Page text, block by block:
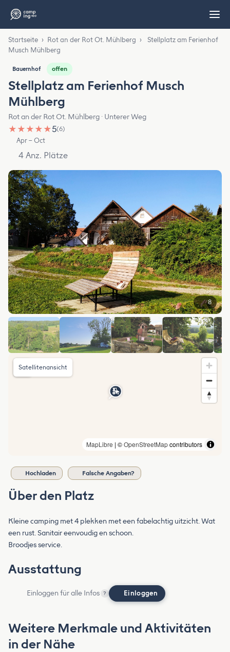
Startseite › Rot an der Rot Ot. Mühlberg ›
Stellplatz am Ferienhof
Musch Mühlberg
Bauernhof offen
Stellplatz am Ferienhof Musch
Mühlberg
Rot an der Rot Ot. Mühlberg · Unterer Weg
★ ★ ★ ★ ★5(6)
Apr – Oct
4 Anz. Plätze
8
MapLibre | ©OpenStreetMapcontributors
Satellitenansicht
Hochladen Falsche Angaben?
Über den Platz
Kleine camping met 4 plekken met een fabelachtig uitzicht. Wat
een rust. Sanitair eenvoudig en schoon.
Broodjes service.
Ausstattung
Einloggen für alle Infos ? Einloggen
Weitere Merkmale und Aktivitäten
in der Nähe